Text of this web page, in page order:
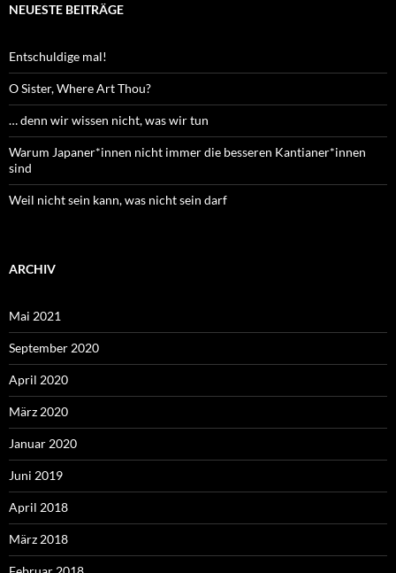
NEUESTE BEITRÄGE
Entschuldige mal!
O Sister, Where Art Thou?
… denn wir wissen nicht, was wir tun
Warum Japaner*innen nicht immer die besseren Kantianer*innen
sind
Weil nicht sein kann, was nicht sein darf
ARCHIV
Mai 2021
September 2020
April 2020
März 2020
Januar 2020
Juni 2019
April 2018
März 2018